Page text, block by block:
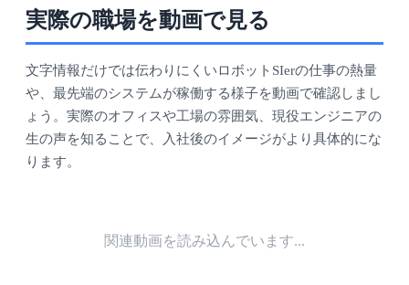
実際の職場を動画で見る
文字情報だけでは伝わりにくいロボットSIerの仕事の熱量
や、最先端のシステムが稼働する様子を動画で確認しまし
ょう。実際のオフィスや工場の雰囲気、現役エンジニアの
生の声を知ることで、入社後のイメージがより具体的にな
ります。
関連動画を読み込んでいます...